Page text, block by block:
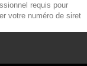
requis pour
votre numéro de siret